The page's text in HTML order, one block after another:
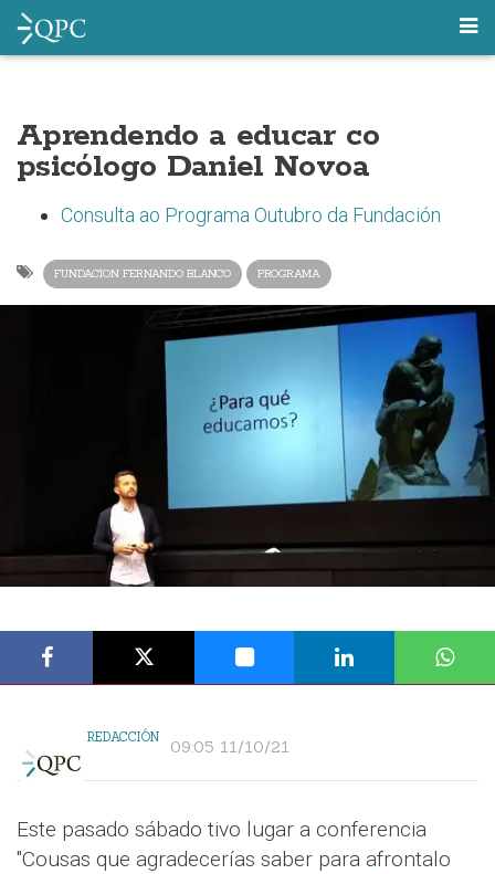
Aprendendo a educar co
psicólogo Daniel Novoa
Consulta ao Programa Outubro da Fundación
FUNDACION FERNANDO BLANCO PROGRAMA
REDACCIÓN 09:05 11/10/21
Este pasado sábado tivo lugar a conferencia
"Cousas que agradecerías saber para afrontalo